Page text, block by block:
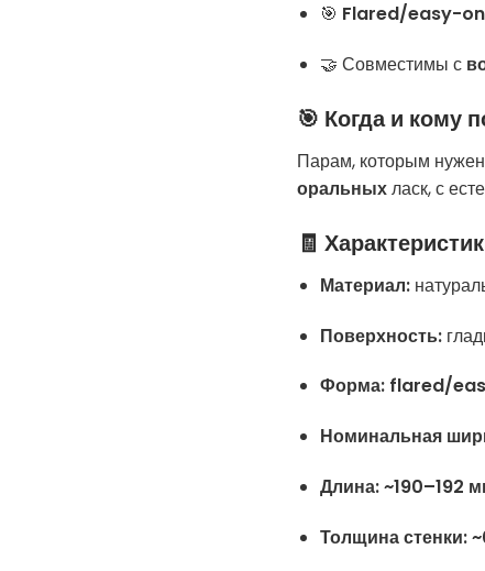
🎯 Flared/easy-on
🤝 Совместимы с
🎯 Когда и кому
Парам, которым нужен
оральныхласк, с
🧾
Материал:
Поверхность:
Форма: flared/
Номинальная
Длина:~190–192
Толщина стенки: